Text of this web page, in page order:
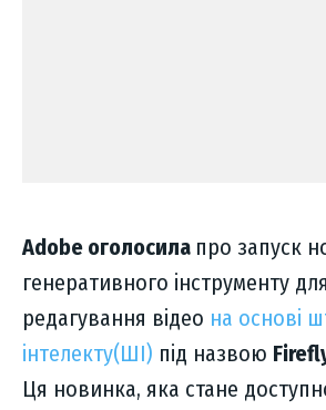
Adobe оголосила про запуск
генеративного інструменту
редагування відео на основі
інтелекту(ШІ) під назвою
Ця новинка, яка стане